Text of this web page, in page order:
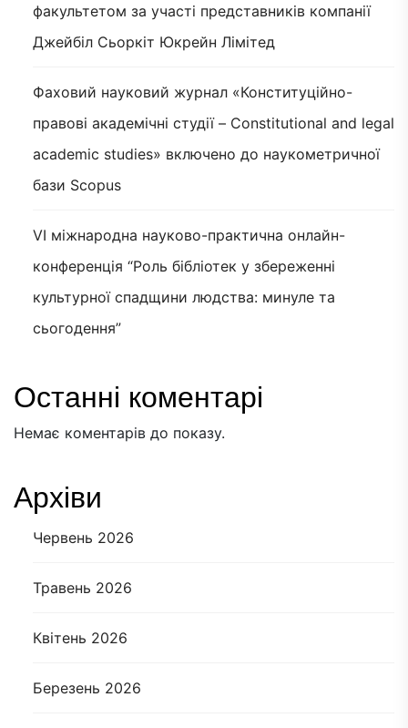
факультетом за участі представників компанії
Джейбіл Сьоркіт Юкрейн Лімітед
Фаховий науковий журнал «Конституційно-
правові академічні студії – Constitutional and legal
academic studies» включено до наукометричної
бази Scopus
VI міжнародна науково-практична онлайн-
конференція “Роль бібліотек у збереженні
культурної спадщини людства: минуле та
сьогодення”
Останні коментарі
Немає коментарів до показу.
Архіви
Червень 2026
Травень 2026
Квітень 2026
Березень 2026